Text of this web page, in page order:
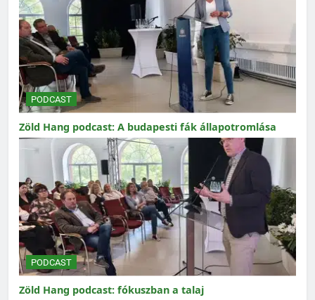
PODCAST
Zöld Hang podcast: A budapesti fák állapotromlása
PODCAST
Zöld Hang podcast: fókuszban a talaj